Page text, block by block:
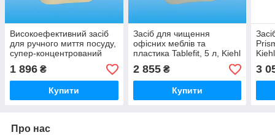
Високоефективний засіб
для ручного миття посуду,
супер-концентрований
Disoman, 5 л, Kiehl
1 896 ₴
Купити
Засіб для чищення
офісних меблів та
пластика Tablefit, 5 л, Kiehl
2 855₴
Купити
Kiehl
3
Про нас